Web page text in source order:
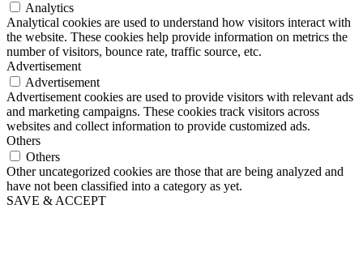
Analytics
Analytical cookies are used to understand how visitors interact with
the website. These cookies help provide information on metrics the
number of visitors, bounce rate, traffic source, etc.
Advertisement
Advertisement
Advertisement cookies are used to provide visitors with relevant ads
and marketing campaigns. These cookies track visitors across
websites and collect information to provide customized ads.
Others
Others
Other uncategorized cookies are those that are being analyzed and
have not been classified into a category as yet.
SAVE & ACCEPT